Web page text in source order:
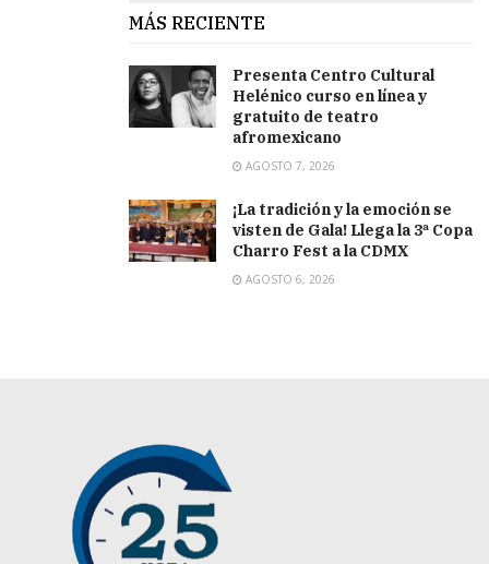
MÁS RECIENTE
Presenta Centro Cultural
Helénico curso en línea y
gratuito de teatro
afromexicano
AGOSTO 7, 2026
¡La tradición y la emoción se
visten de Gala! Llega la 3ª Copa
Charro Fest a la CDMX
AGOSTO 6, 2026